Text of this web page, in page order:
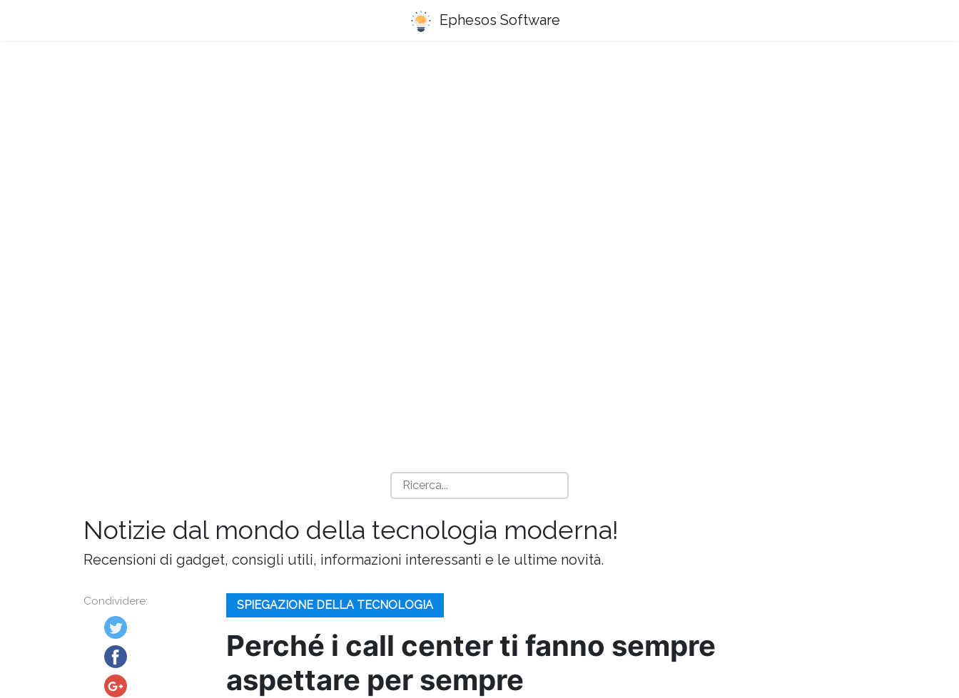
Ephesos Software
Notizie dal mondo della tecnologia moderna!
Recensioni di gadget, consigli utili, informazioni interessanti e le ultime novità.
Condividere: SPIEGAZIONE DELLA TECNOLOGIA
Perché i call center ti fanno sempre
aspettare per sempre